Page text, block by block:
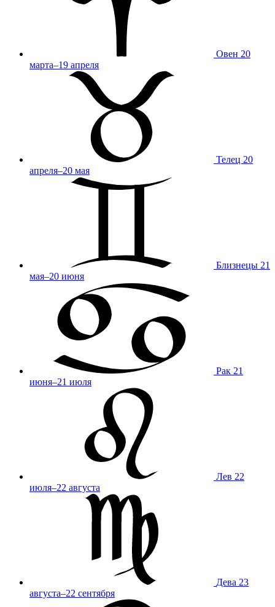
Овен 20
марта–19 апреля
Телец 20
апреля–20 мая
Близнецы 21
мая–20 июня
Рак 21
июня–21 июля
Лев 22
июля–22 августа
Дева 23
августа–22 сентября